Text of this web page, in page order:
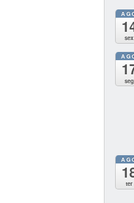
sex
seg
ter